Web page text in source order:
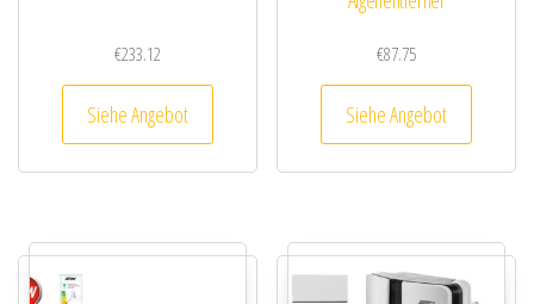
€233.12
Siehe Angebot
€87.75
Siehe Angebot